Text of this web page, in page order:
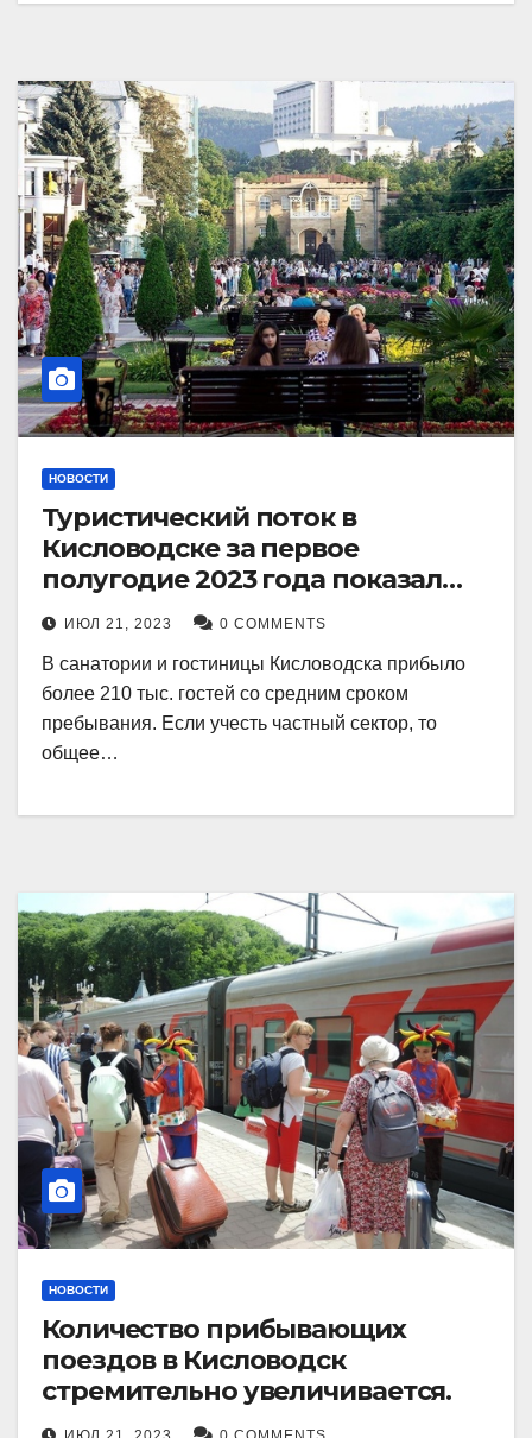
НОВОСТИ
Туристический поток в
Кисловодске за первое
полугодие 2023 года показал
рекордный рост в 21 процент.
ИЮЛ 21, 2023 0 COMMENTS
В санатории и гостиницы Кисловодска прибыло
более 210 тыс. гостей со средним сроком
пребывания. Если учесть частный сектор, то
общее…
НОВОСТИ
Количество прибывающих
поездов в Кисловодск
стремительно увеличивается.